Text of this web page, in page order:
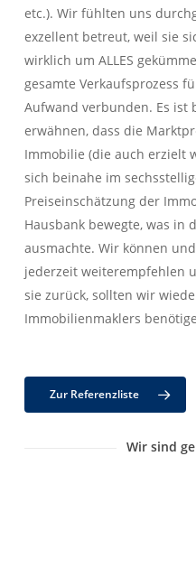
etc.). Wir fühlten uns
exzellent betreut, weil sie
wirklich um ALLES
gesamte Verkaufsprozess
Aufwand verbunden. Es ist
erwähnen, dass die
Immobilie (die auch erzielt
sich beinahe im
Preiseinschätzung der
Hausbank bewegte, was in
ausmachte. Wir können
jederzeit weiterempfehlen
sie zurück, sollten wir
Immobilienmaklers
Zur Referenzliste
Wir sind